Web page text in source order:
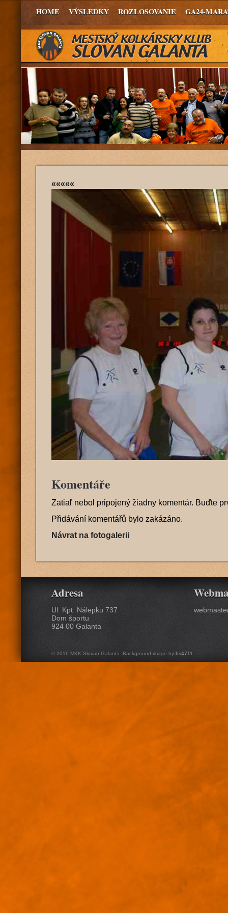
HOME VÝSLEDKY ROZLOSOVANIE GA24-
«««««
Komentáře
Zatiaľ nebol pripojený žiadny komentár. Buďte
Přidávání komentářů bylo zakázáno.
Návrat na fotogalerii
Adresa
Ul. Kpt. Nálepku 737
Dom športu
924 00 Galanta
© 2016 MKK Slovan Galanta. Background image by bs4711